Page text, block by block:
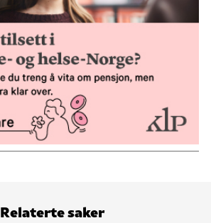
Relaterte saker